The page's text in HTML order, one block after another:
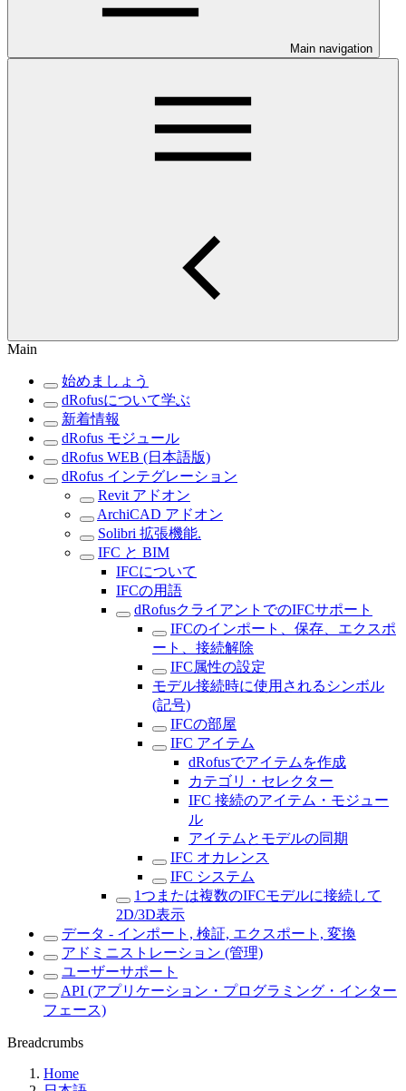
Main navigation
Main
始めましょう
dRofusについて学ぶ
新着情報
dRofus モジュール
dRofus WEB (日本語版)
dRofus インテグレーション
Revit アドオン
ArchiCAD アドオン
Solibri 拡張機能.
IFC と BIM
IFCについて
IFCの用語
dRofusクライアントでのIFCサポート
IFCのインポート、保存、エクスポ
ート、接続解除
IFC属性の設定
モデル接続時に使用されるシンボル
(記号)
IFCの部屋
IFC アイテム
dRofusでアイテムを作成
カテゴリ・セレクター
IFC 接続のアイテム・モジュー
ル
アイテムとモデルの同期
IFC オカレンス
IFC システム
1つまたは複数のIFCモデルに接続して
2D/3D表示
データ - インポート, 検証, エクスポート, 変換
アドミニストレーション (管理)
ユーザーサポート
API (アプリケーション・プログラミング・インター
フェース)
Breadcrumbs
Home